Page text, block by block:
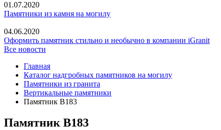
01.07.2020
Памятники из камня на могилу
04.06.2020
Оформить памятник стильно и необычно в компании iGranit
Все новости
Главная
Каталог надгробных памятников на могилу
Памятники из гранита
Вертикальные памятники
Памятник В183
Памятник В183